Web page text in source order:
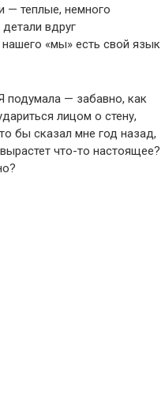
— теплые, немного
вдруг
«мы» есть свой язык
подумала — забавно, как
лицом о стену,
бы сказал мне год назад,
что-то настоящее?